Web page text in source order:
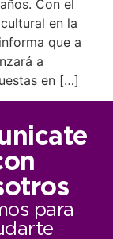
Con el
en la
que a
a
en […]
para